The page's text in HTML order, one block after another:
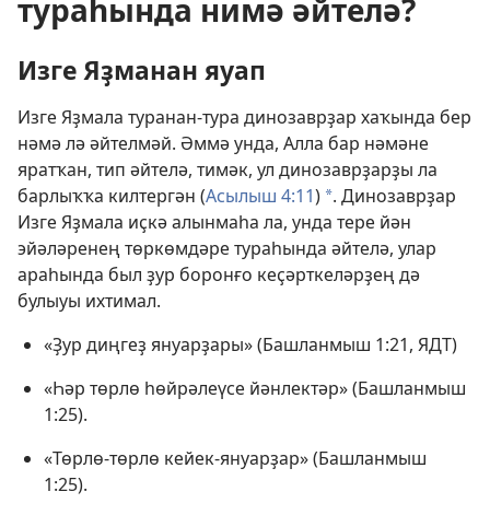
тураһында нимә әйтелә?
Изге Яҙманан яуап
Изге Яҙмала туранан-тура динозаврҙар хаҡында бер
нәмә лә әйтелмәй. Әммә унда, Алла бар нәмәне
яратҡан, тип әйтелә, тимәк, ул динозаврҙарҙы ла
барлыҡҡа килтергән (Асылыш 4:11) a. Динозаврҙар
Изге Яҙмала иҫкә алынмаһа ла, унда тере йән
эйәләренең төркөмдәре тураһында әйтелә, улар
араһында был ҙур боронғо кеҫәрткеләрҙең дә
булыуы ихтимал.
«Ҙур диңгеҙ януарҙары» (Башланмыш 1:21, ЯДТ)
«Һәр төрлө һөйрәлеүсе йәнлектәр» (Башланмыш
1:25).
«Төрлө-төрлө кейек-януарҙар» (Башланмыш
1:25).